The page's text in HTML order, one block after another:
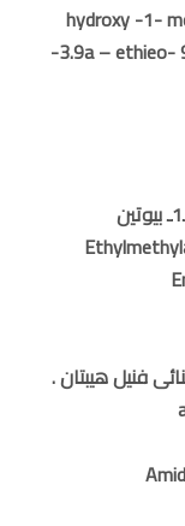
hydroxy -1-
-3.9a – ethieo-